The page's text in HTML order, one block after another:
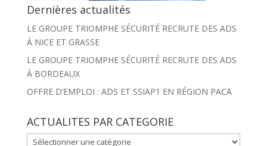
Dernières actualités
LE GROUPE TRIOMPHE SÉCURITÉ RECRUTE DES ADS
À NICE ET GRASSE
LE GROUPE TRIOMPHE SÉCURITÉ RECRUTE DES ADS
À BORDEAUX
OFFRE D’EMPLOI : ADS ET SSIAP1 EN RÉGION PACA
ACTUALITES PAR CATEGORIE
ACTUALITES